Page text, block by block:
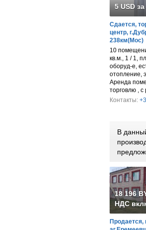
5 USD за
Сдается,
центр,
238км(Мос)
10
кв.м., 1 / 1,
оборуд-е,
отопление,
Аренда
торговлю ,
Контакты:
В
18 196
НДС
Продается,